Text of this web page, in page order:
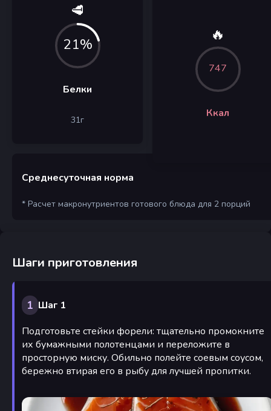
🥩
21%
Белки
31г
🔥
747
Ккал
Среднесуточная норма
* Расчет макронутриентов готового блюда для 2 порций
Шаги приготовления
1 Шаг 1
Подготовьте стейки форели: тщательно промокните
их бумажными полотенцами и переложите в
просторную миску. Обильно полейте соевым соусом,
бережно втирая его в рыбу для лучшей пропитки.